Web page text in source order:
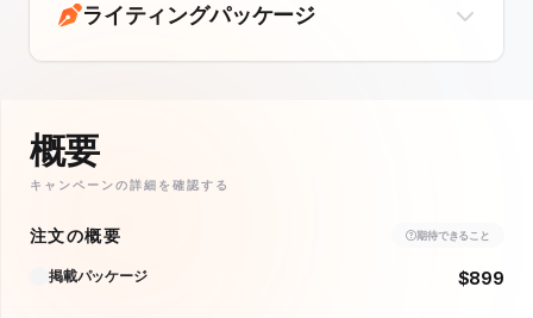
ライティングパッケージ
概要
キャンペーンの詳細を確認する
注文の概要 期待できること
掲載パッケージ $899